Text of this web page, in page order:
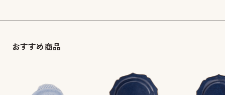
おすすめ商品